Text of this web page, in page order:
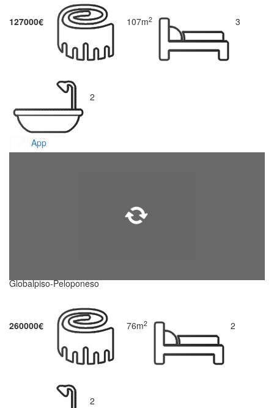
127000€ 107m2 3
2
App
Globalpiso-Peloponeso
260000€ 76m2 2
2